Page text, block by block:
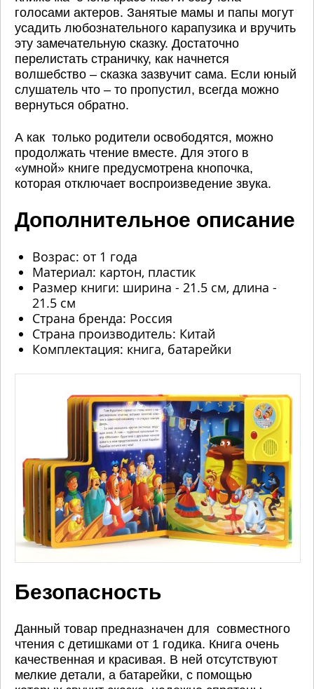
голосами актеров. Занятые мамы и папы могут
усадить любознательного карапузика и вручить
эту замечательную сказку. Достаточно
перелистать страничку, как начнется
волшебство – сказка зазвучит сама. Если юный
слушатель что – то пропустил, всегда можно
вернуться обратно.
А как только родители освободятся, можно
продолжать чтение вместе. Для этого в
«умной» книге предусмотрена кнопочка,
которая отключает воспроизведение звука.
Дополнительное описание
Возрас: от 1 года
Материал: картон, пластик
Размер книги: ширина - 21.5 см, длина -
21.5 см
Страна бренда: Россия
Страна производитель: Китай
Комплектация: книга, батарейки
Безопасность
Данный товар предназначен для совместного
чтения с детишками от 1 годика. Книга очень
качественная и красивая. В ней отсутствуют
мелкие детали, а батарейки, с помощью